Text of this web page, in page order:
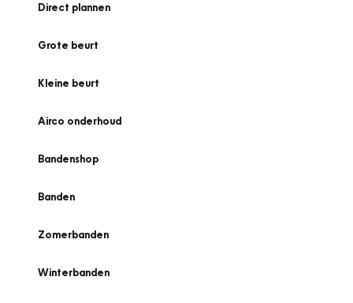
Direct plannen
Grote beurt
Kleine beurt
Airco onderhoud
Bandenshop
Banden
Zomerbanden
Winterbanden